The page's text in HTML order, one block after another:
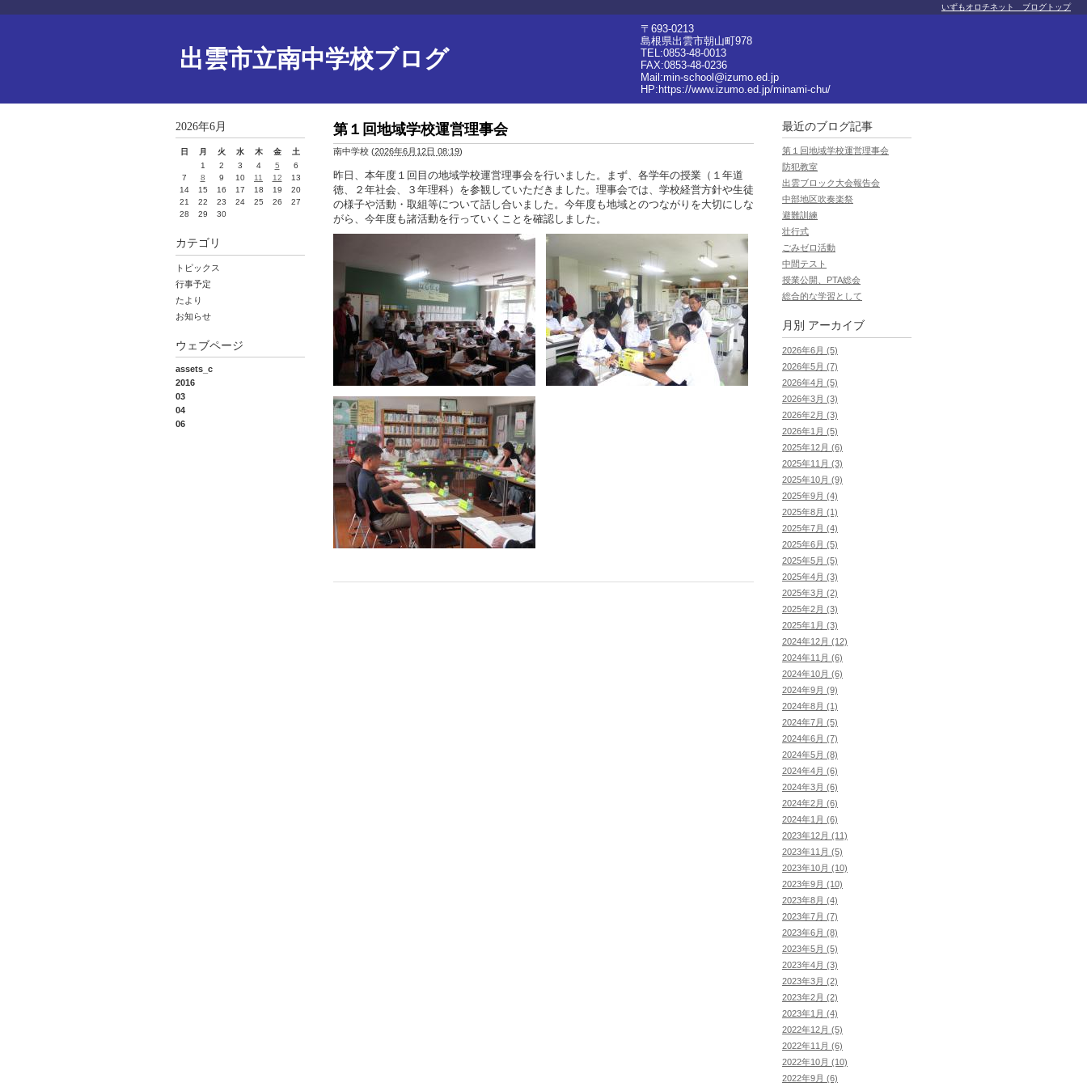
出雲市立南中学校ブログ
〒693-0213
島根県出雲市朝山町978
TEL:0853-48-0013
FAX:0853-48-0236
Mail:min-school@izumo.ed.jp
HP: https://www.izumo.ed.jp/minami-chu/
いずもオロチネット ブログトップ
第１回地域学校運営理事会
南中学校 (2026年6月12日 08:19)
昨日、本年度１回目の地域学校運営理事会を行いました。まず、各学年の授業（１年道
徳、２年社会、３年理科）を参観していただきました。理事会では、学校経営方針や生徒
の様子や活動・取組等について話し合いました。今年度も地域とのつながりを大切にしな
がら、今年度も諸活動を行っていくことを確認しました。
2026年6月
日 月 火 水 木 金
土
1
2 3 4 5
6
7
8 9 10 11 12
13
14
15 16 17 18 19
20
21
22 23 24 25 26
27
28
29 30
カテゴリ
トピックス
行事予定
たより
お知らせ
ウェブページ
assets_c
2016
03
04
06
最近のブログ記事
第１回地域学校運営理事会
防犯教室
出雲ブロック大会報告会
中部地区吹奏楽祭
避難訓練
壮行式
ごみゼロ活動
中間テスト
授業公開、PTA総会
総合的な学習として
月別 アーカイブ
2026年6月 (5)
2026年5月 (7)
2026年4月 (5)
2026年3月 (3)
2026年2月 (3)
2026年1月 (5)
2025年12月 (6)
2025年11月 (3)
2025年10月 (9)
2025年9月 (4)
2025年8月 (1)
2025年7月 (4)
2025年6月 (5)
2025年5月 (5)
2025年4月 (3)
2025年3月 (2)
2025年2月 (3)
2025年1月 (3)
2024年12月 (12)
2024年11月 (6)
2024年10月 (6)
2024年9月 (9)
2024年8月 (1)
2024年7月 (5)
2024年6月 (7)
2024年5月 (8)
2024年4月 (6)
2024年3月 (6)
2024年2月 (6)
2024年1月 (6)
2023年12月 (11)
2023年11月 (5)
2023年10月 (10)
2023年9月 (10)
2023年8月 (4)
2023年7月 (7)
2023年6月 (8)
2023年5月 (5)
2023年4月 (3)
2023年3月 (2)
2023年2月 (2)
2023年1月 (4)
2022年12月 (5)
2022年11月 (6)
2022年10月 (10)
2022年9月 (6)